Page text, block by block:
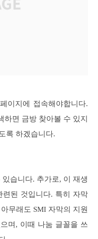
이지에 접속해야합니다.
면 금방 찾아볼 수 있지
록 하겠습니다.
습니다. 추가로, 이 재생
된 것입니다. 특히 자막
무래도 SMI 자막의 지원
며, 이때 나눔 글꼴을 쓰